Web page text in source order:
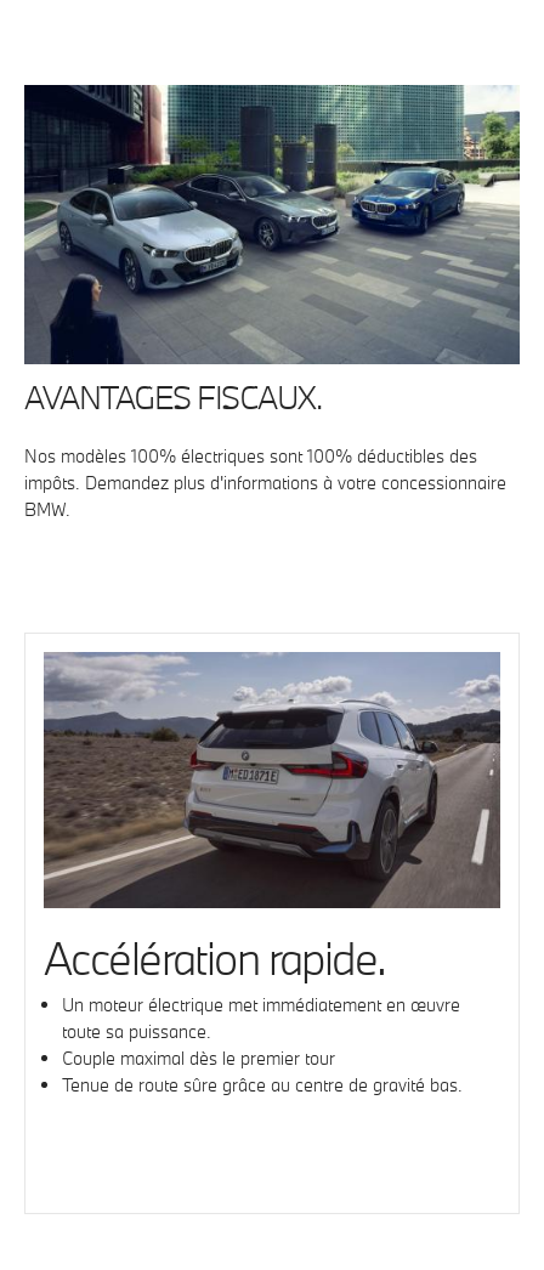
AVANTAGES FISCAUX.
Nos modèles 100% électriques sont 100% déductibles des
impôts. Demandez plus d'informations à votre concessionnaire
BMW.
Accélération rapide.
Un moteur électrique met immédiatement en œuvre
toute sa puissance.
Couple maximal dès le premier tour
Tenue de route sûre grâce au centre de gravité bas.